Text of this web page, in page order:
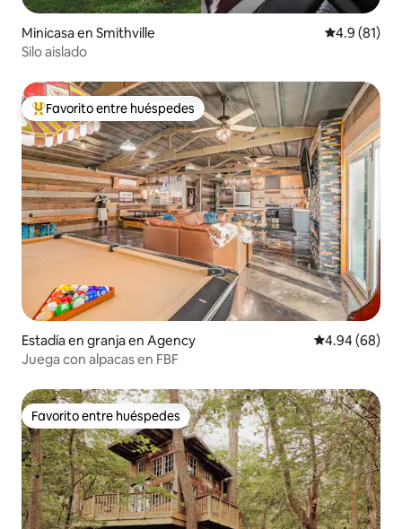
Minicasa en Smithville Calificación
4.9 (81)
Silo aislado
Favorito entre huéspedes preferido
Favorito entre huéspedes
Estadía en granja en Agency Calificación
4.94 (68)
Juega con alpacas en FBF
Favorito entre huéspedes
Favorito entre huéspedes